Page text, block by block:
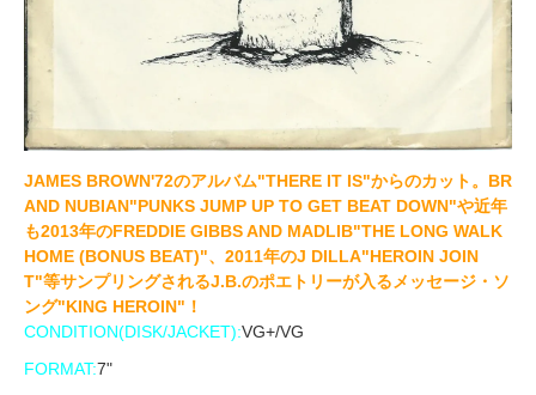
JAMES BROWN'72のアルバム"THERE IT IS"からのカット。BR
AND NUBIAN"PUNKS JUMP UP TO GET BEAT DOWN"や近年
も2013年のFREDDIE GIBBS AND MADLIB"THE LONG WALK
HOME (BONUS BEAT)"、2011年のJ DILLA"HEROIN JOIN
T"等サンプリングされるJ.B.のポエトリーが入るメッセージ・ソ
ング"KING HEROIN"！
CONDITION(DISK/JACKET):VG+/VG
FORMAT:7"